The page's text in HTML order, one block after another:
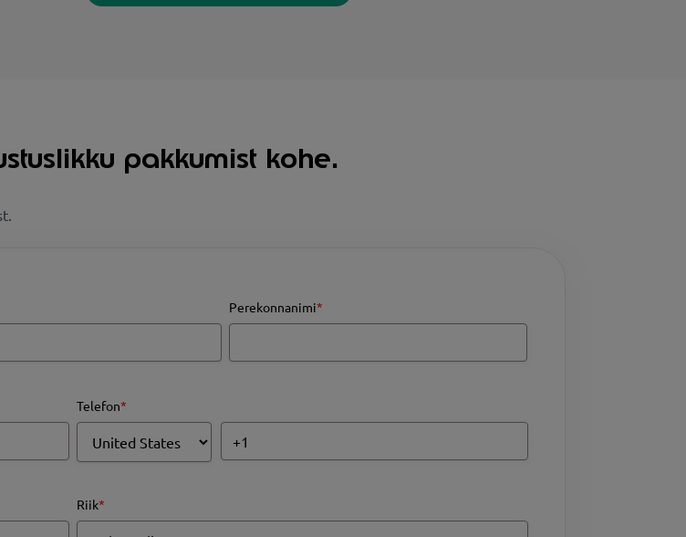
pakkumist kohe.
Perekonnanimi*
Telefon*
Riik*